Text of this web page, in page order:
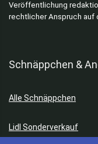
Veröffentlichung
rechtlicher Anspruch auf
Schnäppchen &
Alle Schnäppchen
Lidl Sonderverkauf